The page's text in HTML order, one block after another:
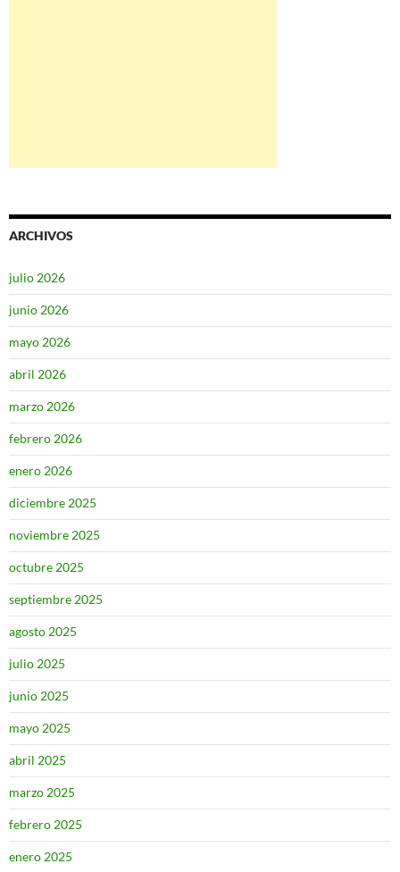
ARCHIVOS
julio 2026
junio 2026
mayo 2026
abril 2026
marzo 2026
febrero 2026
enero 2026
diciembre 2025
noviembre 2025
octubre 2025
septiembre 2025
agosto 2025
julio 2025
junio 2025
mayo 2025
abril 2025
marzo 2025
febrero 2025
enero 2025